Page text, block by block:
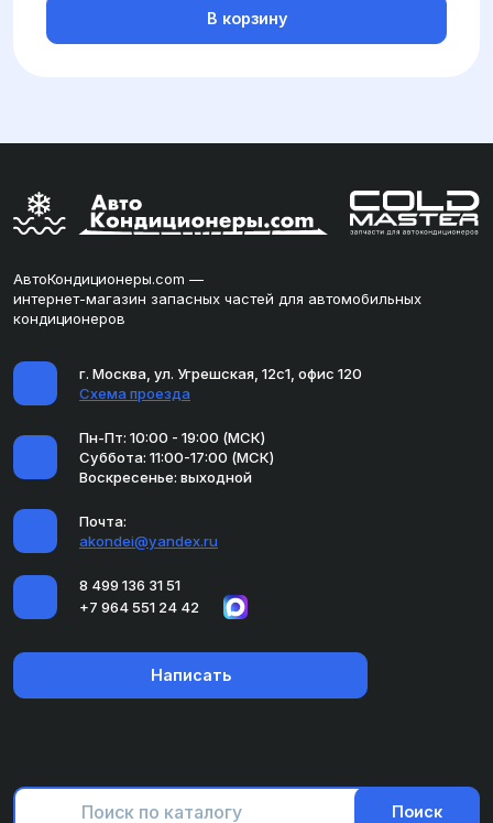
В корзину
АвтоКондиционеры.com —
интернет-магазин запасных частей для автомобильных
кондиционеров
г. Москва, ул. Угрешская, 12с1, офис 120
Схема проезда
Пн-Пт: 10:00 - 19:00 (МСК)
Суббота: 11:00-17:00 (МСК)
Воскресенье: выходной
Почта:
akondei@yandex.ru
8 499 136 31 51
+7 964 551 24 42
Написать
Поиск